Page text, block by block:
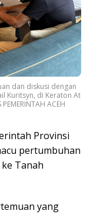
dan diskusi dengan
Kuritsyn, di Keraton At
ACEH
Provinsi
pertumbuhan
Tanah
yang